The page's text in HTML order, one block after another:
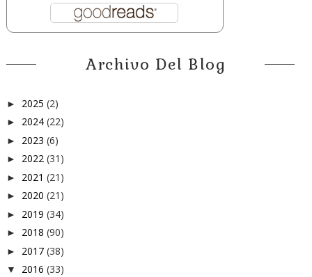
Archivo Del Blog
► 2025 (2)
► 2024 (22)
► 2023 (6)
► 2022 (31)
► 2021 (21)
► 2020 (21)
► 2019 (34)
► 2018 (90)
► 2017 (38)
▼ 2016 (33)